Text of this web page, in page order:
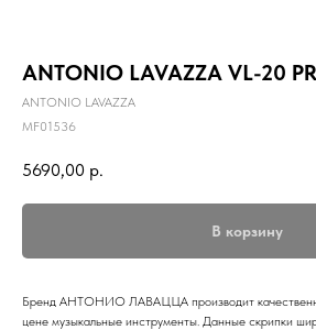
ANTONIO LAVAZZA VL-20
ANTONIO LAVAZZA
MF01536
5690,00 р.
В корзину
Бренд АНТОНИО ЛАВАЦЦА производит
цене музыкальные инструменты. Данные скрипки